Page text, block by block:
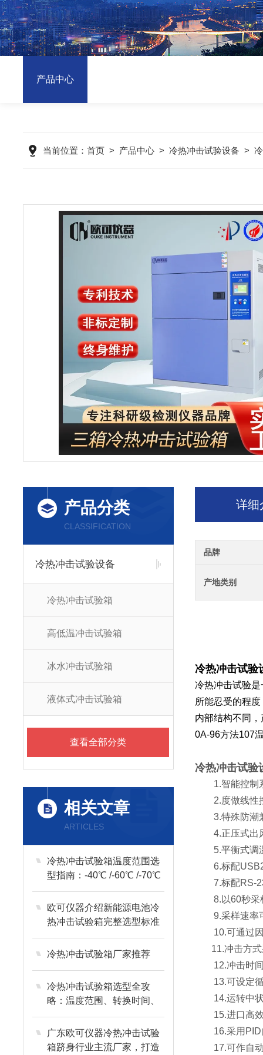
产品中心
当前位置： 首页 > 产品中心 > 冷热冲击试验设备 >
产品分类
CLASSIFICATION
冷热冲击试验设备
冷热冲击试验箱
高低温冲击试验箱
冰水冲击试验箱
液体式冲击试验箱
查看全部分类
相关文章
ARTICLES
冷热冲击试验箱温度范围选
型指南：-40℃ /-60℃ /-70℃
核心区别
欧可仪器介绍新能源电池冷
热冲击试验箱完整选型标准
冷热冲击试验箱厂家推荐
冷热冲击试验箱选型全攻
略：温度范围、转换时间、
品牌实战解析
广东欧可仪器冷热冲击试验
箱跻身行业主流厂家，打造
详细
品牌
产地类别
冷热冲击试验
冷热冲击试验
所能忍受的程
内部结构不同
0A-96方法107
冷热冲击试验
1.智能控制系
2.度做线性控
3.特殊防潮兼
4.正压式出风
5.平衡式调温
6.标配
7.标配RS-
8.以60秒采样
9.采样速率可
10.可通过因
11.冲击方式
12.冲击时间
13.可设定循
14.运转中状
15.进口高效
16.采用PID
17.可作自动